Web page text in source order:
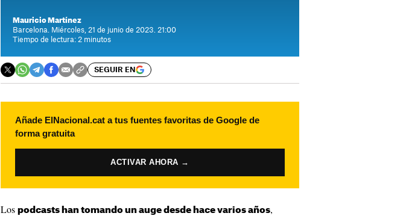
Mauricio Martínez
Barcelona. Miércoles, 21 de junio de 2023. 21:00
Tiempo de lectura: 2 minutos
SEGUIR EN
Añade ElNacional.cat a tus fuentes favoritas de Google de
forma gratuita
ACTIVAR AHORA →
Los podcasts han tomando un auge desde hace varios años,